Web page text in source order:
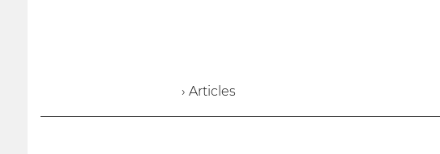
› Articles